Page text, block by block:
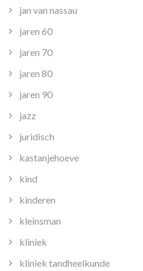
jan van nassau
jaren 60
jaren 70
jaren 80
jaren 90
jazz
juridisch
kastanjehoeve
kind
kinderen
kleinsman
kliniek
kliniek tandheelkunde